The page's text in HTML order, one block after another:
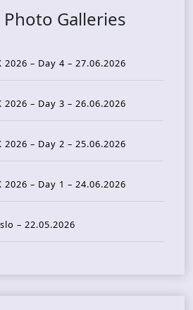
Photo Galleries
2026 – Day 4 – 27.06.2026
2026 – Day 3 – 26.06.2026
2026 – Day 2 – 25.06.2026
2026 – Day 1 – 24.06.2026
– 22.05.2026